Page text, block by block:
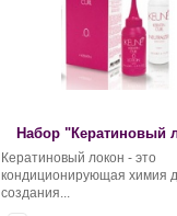
Набор "Кератиновый
Кератиновый локон - это
кондиционирующая химия
создания...